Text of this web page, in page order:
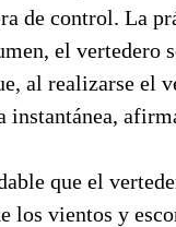
de control. La
el vertedero
al realizarse el
que el
los vientos y